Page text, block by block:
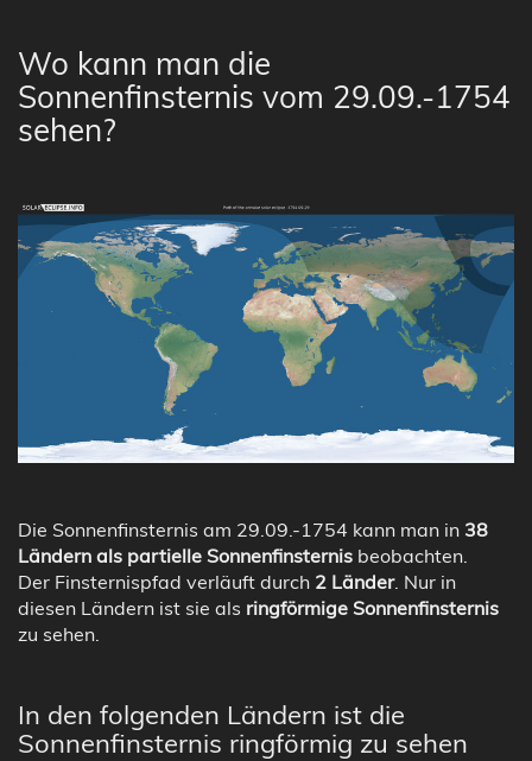
Wo kann man die
Sonnenfinsternis vom 29.09.-1754
sehen?
Die Sonnenfinsternis am 29.09.-1754 kann man in 38
Ländern als partielle Sonnenfinsternis beobachten.
Der Finsternispfad verläuft durch 2 Länder. Nur in
diesen Ländern ist sie als ringförmige Sonnenfinsternis
zu sehen.
In den folgenden Ländern ist die
Sonnenfinsternis ringförmig zu sehen